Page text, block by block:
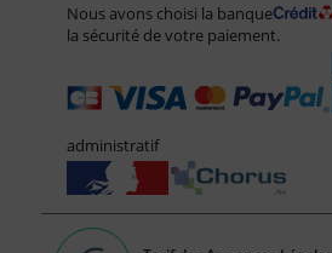
Nous avons choisi la banque
la sécurité de votre paiement.
administratif